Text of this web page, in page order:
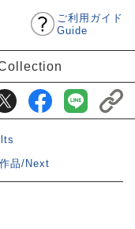
ご利用ガイド
Guide
品/Next